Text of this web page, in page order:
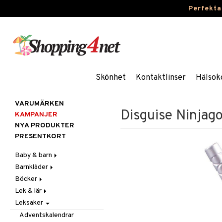
Skönhet Kontaktlinser
Disguise
VARUMÄRKEN
KAMPANJER
NYA PRODUKTER
PRESENTKORT
Baby & barn
Accessoarer
För håret
Hattar & Mössor
Övrigt
Plånböcker
Aktivitet
Babygym
Babysitters
Bit & Skallra
Äta
Barnservis
Haklappar
Badrockar & Handdukar
Barnvagnstillbehör
Barnkläder
Accessoarer
Kepsar & Solhattar
Badkläder & UV-kläder
Klänningar
Nederdelar
Böcker
Dagböcker
Läs & Lär
Målarböcker
Lek & lär
Experiment
Inlärningsspel
Leksaker
Adventskalendrar